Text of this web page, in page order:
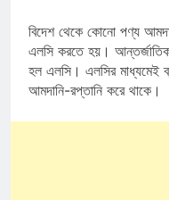
বিদেশ থেকে কোনো পণ্য
এলসি করতে হয়। আন্তর্জাতিক
হল এলসি। এলসির মাধ্যমেই
আমদানি-রপ্তানি করে থাকে।